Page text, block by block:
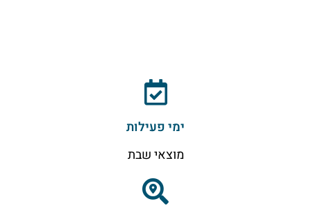
ימי פעילות
מוצאי שבת